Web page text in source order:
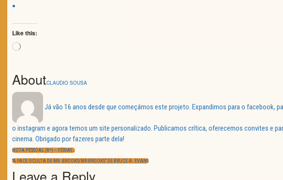
Like this:
Loading…
AboutCLAUDIO SOUSA
Já vão 16 anos desde que começámos este projeto. Expandimos para o facebook,
o instagram e agora temos um site personalizado. Publicamos crítica, oferecemos convites e
cinema. Obrigado por fazeres parte dela!
Navegação
de
artigos
PREVIOUS
POST:
NOTA PESSOAL (8ª) – FÉRIAS…
NEXT
POST:
“A FACE OCULTA DE MR. BROOKS/MR BROOKS” DE BRUCE A. EVANS
Leave a Reply